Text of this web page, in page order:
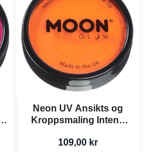
Neon UV Ansikts og
Kroppsmaling Intens
Creations
109,00 kr